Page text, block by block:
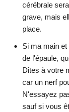
cérébrale
grave, mais
place.
Si ma main
de l'épaule,
Dites à votre
car un nerf
N'essayez
sauf si vous